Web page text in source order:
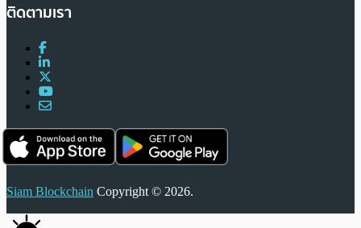
ติดตามเรา
Siam Blockchain Copyright © 2026.